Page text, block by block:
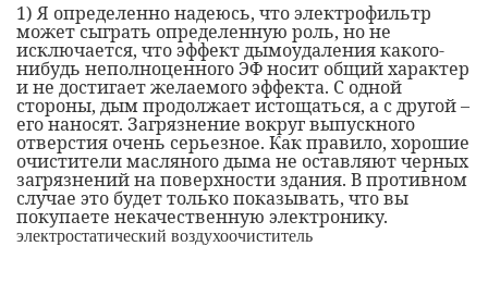
1)Я определенно надеюсь, что электрофильтр
может сыграть определенную роль, но не
исключается, что эффект дымоудаления какого-
нибудь неполноценного ЭФ носит общий характер
и не достигает желаемого эффекта. С одной
стороны, дым продолжает истощаться, а с другой –
его наносят. Загрязнение вокруг выпускного
отверстия очень серьезное. Как правило, хорошие
очистители масляного дыма не оставляют черных
загрязнений на поверхности здания. В противном
случае это будет только показывать, что вы
покупаете некачественную электронику.
электростатический воздухоочиститель